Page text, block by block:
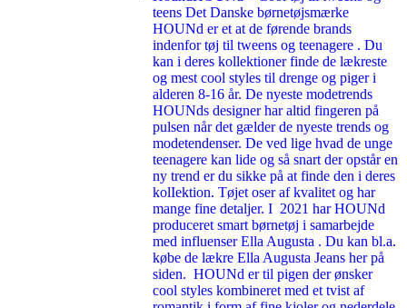
teens Det Danske børnetøjsmærke
HOUNd er et at de førende brands
indenfor tøj til tweens og teenagere . Du
kan i deres kollektioner finde de lækreste
og mest cool styles til drenge og piger i
alderen 8-16 år. De nyeste modetrends
HOUNds designer har altid fingeren på
pulsen når det gælder de nyeste trends og
modetendenser. De ved lige hvad de unge
teenagere kan lide og så snart der opstår en
ny trend er du sikke på at finde den i deres
kolIektion. Tøjet oser af kvalitet og har
mange fine detaljer. I 2021 har HOUNd
produceret smart børnetøj i samarbejde
med influenser Ella Augusta . Du kan bl.a.
købe de lækre Ella Augusta Jeans her på
siden. HOUNd er til pigen der ønsker
cool styles kombineret med et tvist af